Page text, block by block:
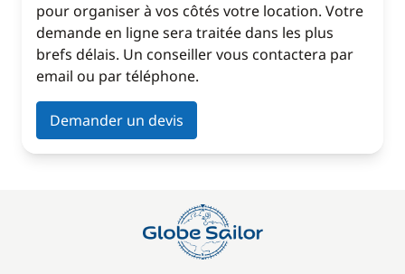
pour organiser à vos côtés votre location. Votre
demande en ligne sera traitée dans les plus
brefs délais. Un conseiller vous contactera par
email ou par téléphone.
Demander un devis